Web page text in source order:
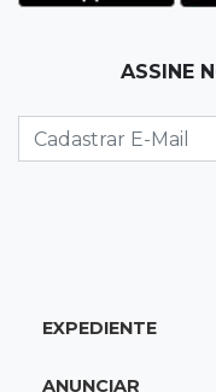
Família pede
Uno capota e
ASSINE
EXPEDIENTE
ANUNCIAR